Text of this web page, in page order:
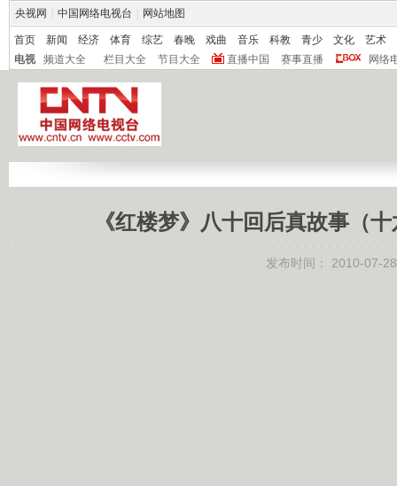
央视网 中国网络电视台 网站地图
首页 新闻 经济 体育 综艺 春晚 戏曲 音乐 科教 青少 文化
艺术
电视
频道大全 栏目大全 节目大全 直播中国 赛事直播 网络
《红楼梦》八十回后真故事（
发布时间： 2010-07-